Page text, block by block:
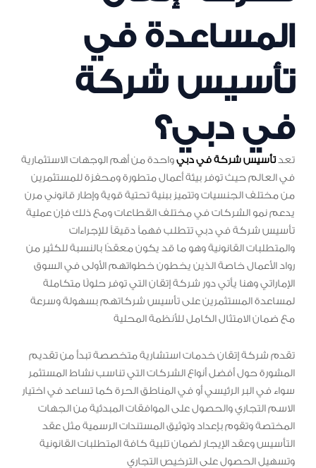
المساعدة في
تأسيس شركة
في دبي؟
تعدتأسيس شركة في دبيواحدة من أهم الوجهات الاستثمارية
في العالم حيث توفر بيئة أعمال متطورة ومحفزة للمستثمرين
من مختلف الجنسيات وتتميز ببنية تحتية قوية وإطار قانوني مرن
يدعم نمو الشركات في مختلف القطاعات ومع ذلك فإن عملية
تأسيس شركة في دبي تتطلب فهماً دقيقاً للإجراءات
والمتطلبات القانونية وهو ما قد يكون معقدًا بالنسبة للكثير من
رواد الأعمال خاصة الذين يخطون خطواتهم الأولى في السوق
الإماراتي وهنا يأتي دور شركة إتقان التي توفر حلولًا متكاملة
لمساعدة المستثمرين على تأسيس شركاتهم بسهولة وسرعة
مع ضمان الامتثال الكامل للأنظمة المحلية
تقدم شركة إتقان خدمات استشارية متخصصة تبدأ من تقديم
المشورة حول أفضل أنواع الشركات التي تناسب نشاط المستثمر
سواء في البر الرئيسي أو في المناطق الحرة كما تساعد في اختيار
الاسم التجاري والحصول على الموافقات المبدئية من الجهات
المختصة وتقوم بإعداد وتوثيق المستندات الرسمية مثل عقد
التأسيس وعقد الإيجار لضمان تلبية كافة المتطلبات القانونية
وتسهيل الحصول على الترخيص التجاري